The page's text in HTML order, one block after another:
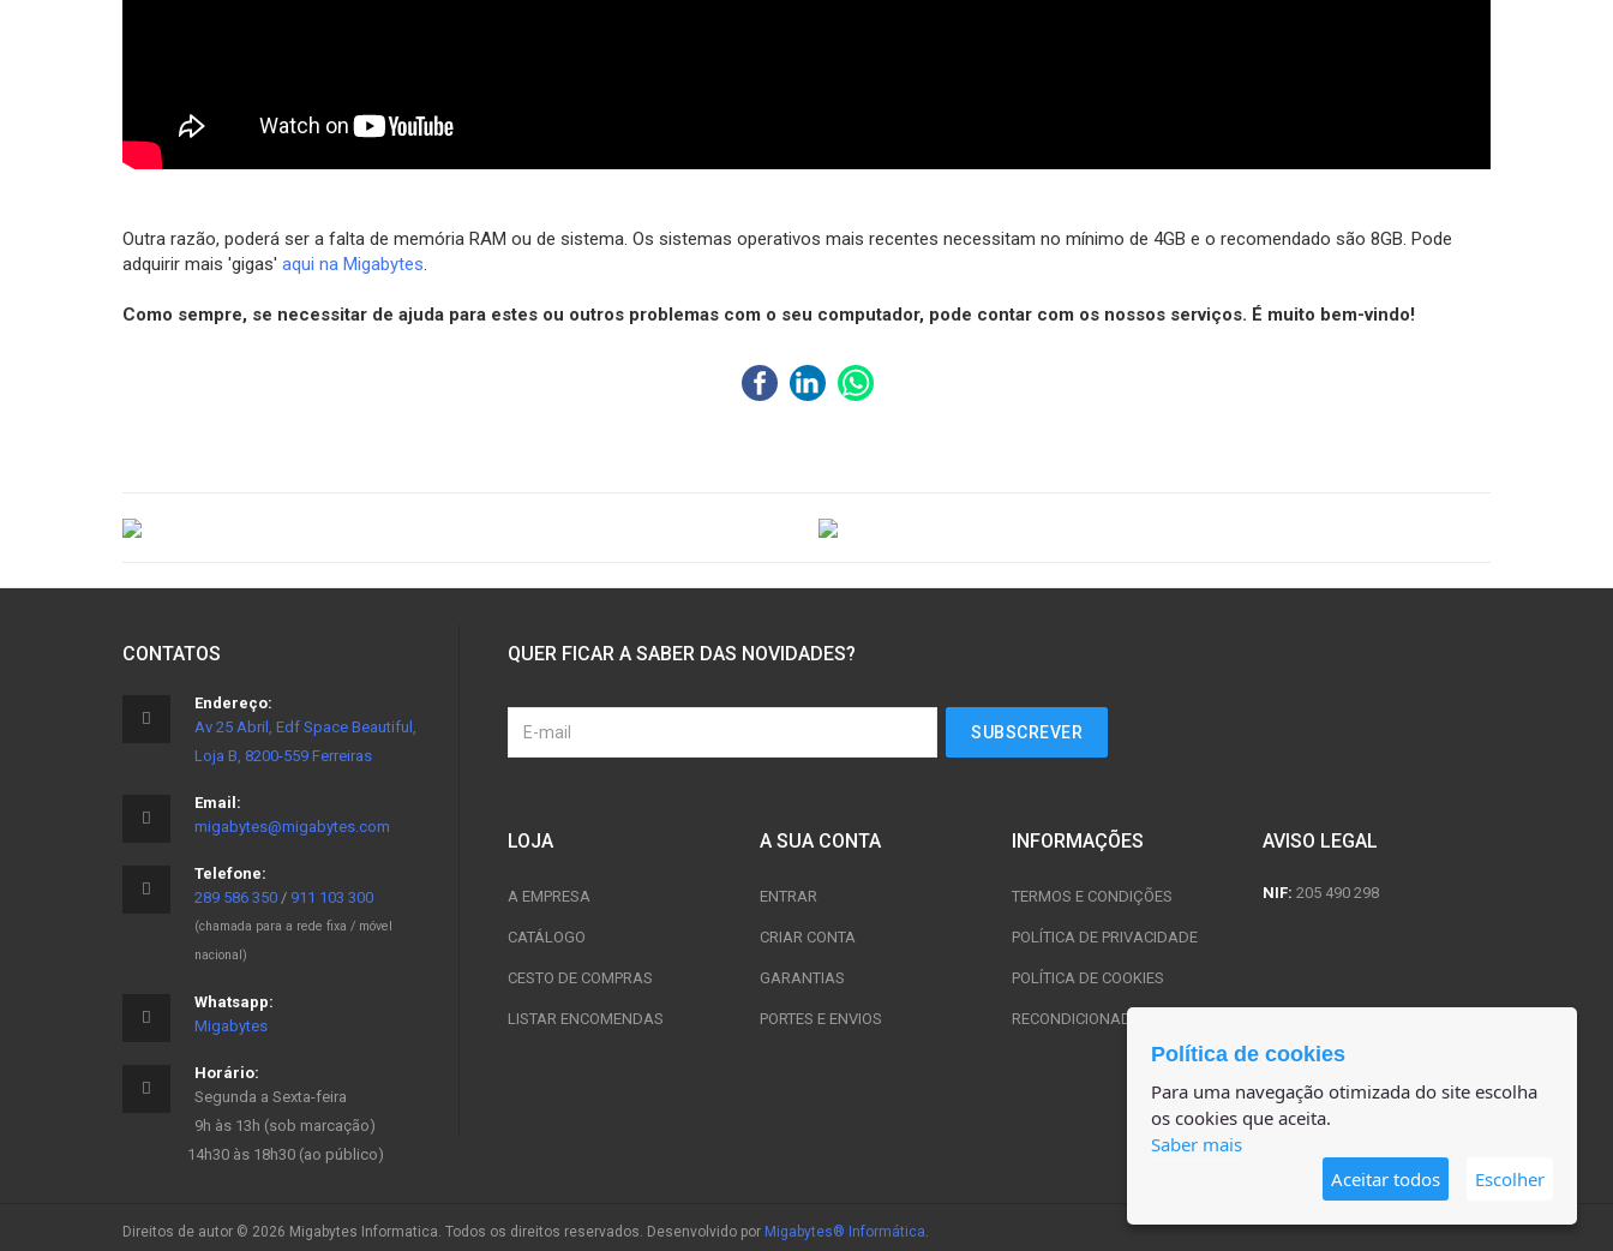
Outra razão, poderá ser a falta de memória RAM ou de sistema. Os sistemas operativos mais recentes necessitam no mínimo de 4GB e o recomendado são 8GB. Pode
adquirir mais 'gigas' aqui na Migabytes.
Como sempre, se necessitar de ajuda para estes ou outros problemas com o seu computador, pode contar com os nossos serviços. É muito bem-vindo!
CONTATOS
Endereço:
Av 25 Abril, Edf Space Beautiful,
Loja B, 8200-559 Ferreiras
Email:
migabytes@migabytes.com
Telefone:
289 586 350 / 911 103 300
(chamada para a rede fixa / móvel
nacional)
Whatsapp:
Migabytes
Horário:
Segunda a Sexta-feira
9h às 13h (sob marcação)
14h30 às 18h30 (ao público)
QUER FICAR A SABER DAS NOVIDADES?
LOJA
A EMPRESA
CATÁLOGO
CESTO DE COMPRAS
LISTAR ENCOMENDAS
A SUA CONTA
ENTRAR
CRIAR CONTA
GARANTIAS
PORTES E ENVIOS
INFORMAÇÕES
TERMOS E CONDIÇÕES
POLÍTICA DE PRIVACIDADE
POLÍTICA DE COOKIES
RECONDICIONADOS E USADOS
AVISO LEGAL
NIF: 205 490 298
Direitos de autor © 2026 Migabytes Informatica. Todos os direitos reservados. Desenvolvido por Migabytes® Informática.
Política de cookies
Para uma navegação otimizada do site escolha
os cookies que aceita.
Saber mais
Aceitar todos
Escolher